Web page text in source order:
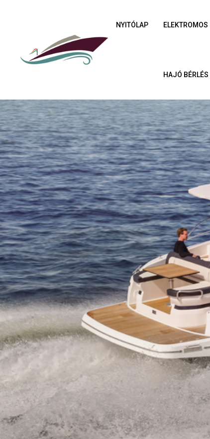
NYITÓLAP ELEKTROMOS
HAJÓ BÉRLÉS